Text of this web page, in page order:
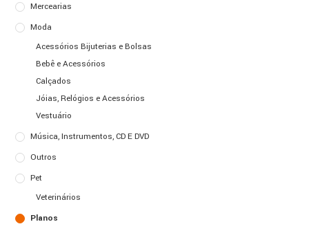
Mercearias
Moda
Acessórios Bijuterias e Bolsas
Bebê e Acessórios
Calçados
Jóias, Relógios e Acessórios
Vestuário
Música, Instrumentos, CD E DVD
Outros
Pet
Veterinários
Planos